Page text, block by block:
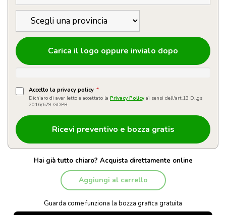
Carica il logo oppure invialo dopo
Accetto la privacy policy *
Dichiaro di aver letto e accettato la Privacy Policy ai sensi dell'art.13 D.lgs
2016/679 GDPR
Hai già tutto chiaro? Acquista direttamente online
Aggiungi al carrello
Guarda come funziona la bozza grafica gratuita